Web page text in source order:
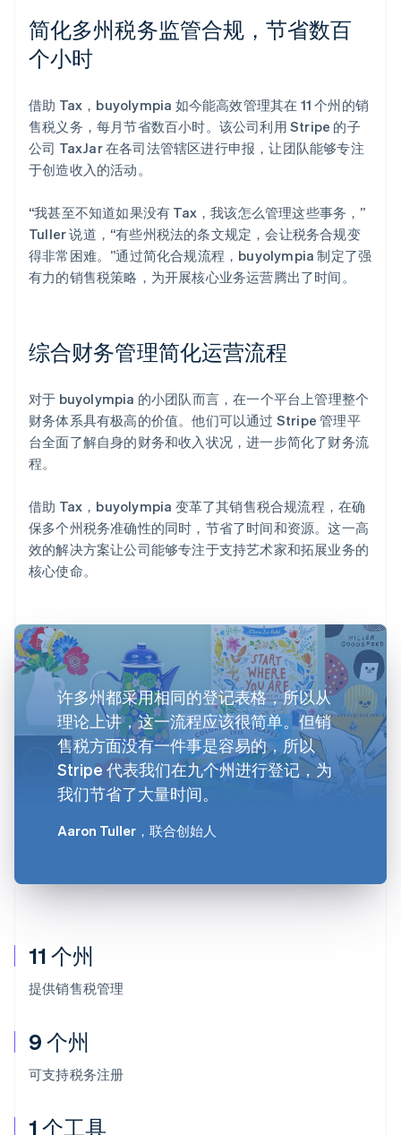
11 个州
提供销售税管理
9 个州
可支持税务注册
1 个工具
简化多州税务监管合规，节省数百
个小时
借助 Tax，buyolympia 如今能高效管理其在 11 个州的销
售税义务，每月节省数百小时。该公司利用 Stripe 的子
公司 TaxJar 在各司法管辖区进行申报，让团队能够专注
于创造收入的活动。
“我甚至不知道如果没有 Tax，我该怎么管理这些事务，”
Tuller 说道，“有些州税法的条文规定，会让税务合规变
得非常困难。”通过简化合规流程，buyolympia 制定了强
有力的销售税策略，为开展核心业务运营腾出了时间。
综合财务管理简化运营流程
对于 buyolympia 的小团队而言，在一个平台上管理整个
财务体系具有极高的价值。他们可以通过 Stripe 管理平
台全面了解自身的财务和收入状况，进一步简化了财务流
程。
借助 Tax，buyolympia 变革了其销售税合规流程，在确
保多个州税务准确性的同时，节省了时间和资源。这一高
效的解决方案让公司能够专注于支持艺术家和拓展业务的
核心使命。
许多州都采用相同的登记表格，所以从
理论上讲，这一流程应该很简单。但销
售税方面没有一件事是容易的，所以
Stripe 代表我们在九个州进行登记，为
我们节省了大量时间。
Aaron Tuller ，联合创始人